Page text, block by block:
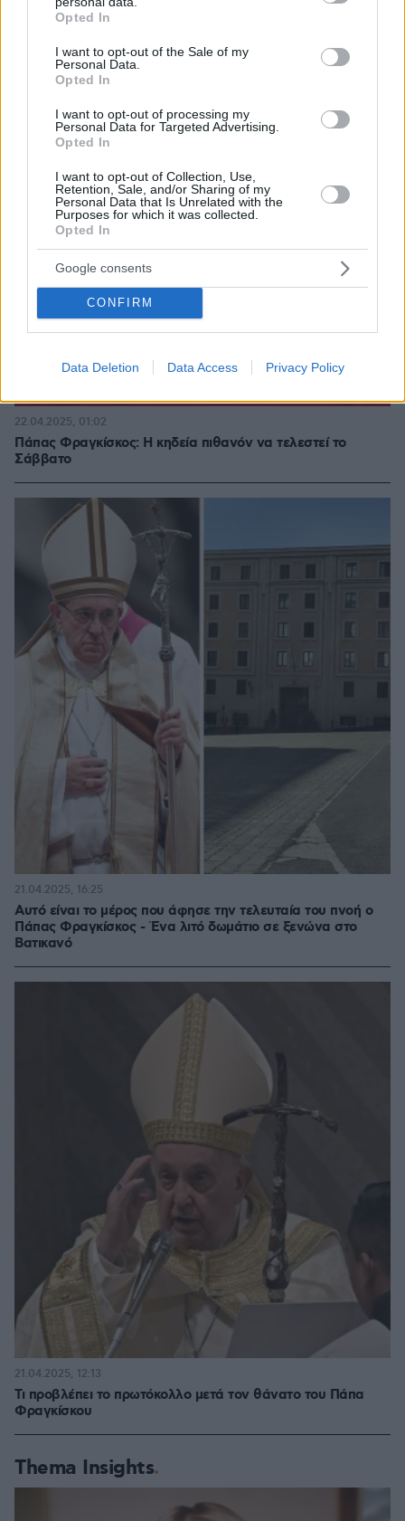
grant or deny consent to Google and its third-party tags to
use your data for below specified purposes in below Google
consent section.
Opted In
I want to opt-out of the Sale of my
Personal Data.
Opted In
I want to opt-out of processing my
Personal Data for Targeted Advertising.
Opted In
I want to opt-out of Collection, Use,
Retention, Sale, and/or Sharing of my
Personal Data that Is Unrelated with the
Purposes for which it was collected.
Opted In
Google consents
CONFIRM
Data Deletion Data Access Privacy Policy
Σχετικά Άρθρα
Πάπας Φραγκίσκος: H κηδεία πιθανόν να τελεστεί το
Σάββατο
22.04.2025, 01:02
Αυτό είναι το μέρος που άφησε την τελευταία του πνοή ο
Πάπας Φραγκίσκος - Ένα λιτό δωμάτιο σε ξενώνα στο
Βατικανό
21.04.2025, 16:25
Τι προβλέπει το πρωτόκολλο μετά τον θάνατο του Πάπα
Φραγκίσκου
21.04.2025, 12:13
Thema Insights